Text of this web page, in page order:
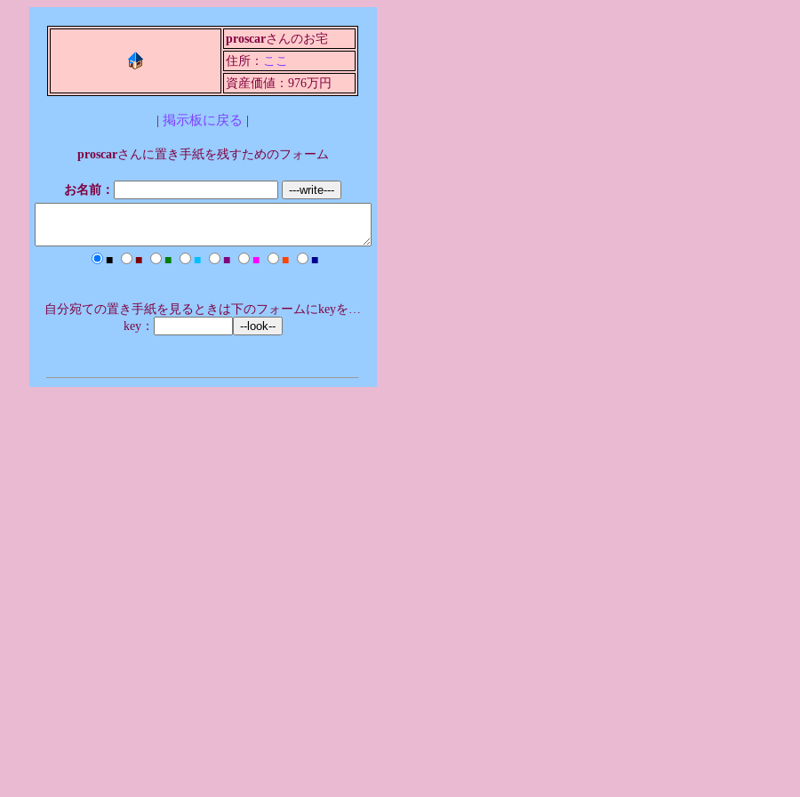
proscarさんのお宅
住所： ここ
資産価値：976万円
| 掲示板に戻る |
proscarさんに置き手紙を残すためのフォーム
お名前：
■ ■ ■ ■ ■ ■ ■ ■
自分宛ての置き手紙を見るときは下のフォームにkeyを…
key：